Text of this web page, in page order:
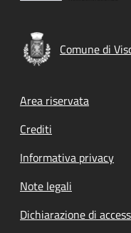
Comune di
Footer menu
Area riservata
Crediti
Informativa privacy
Note legali
Dichiarazione di